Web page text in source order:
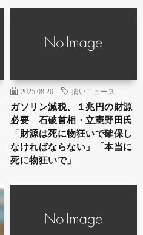
2025.08.20 痛いニュース
ガソリン減税、１兆円の財源
必要 石破首相・立憲野田氏
「財源は死に物狂いで確保し
なければならない」「本当に
死に物狂いで」